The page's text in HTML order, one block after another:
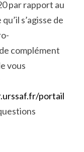
par rapport au
s’agisse de
complément
vous
portail